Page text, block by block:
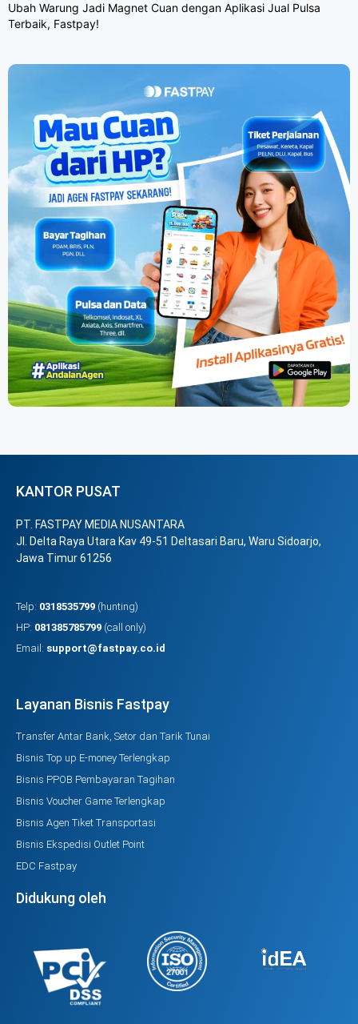
Ubah Warung Jadi Magnet Cuan dengan Aplikasi Jual Pulsa
Terbaik, Fastpay!
KANTOR PUSAT
PT. FASTPAY MEDIA NUSANTARA
Jl. Delta Raya Utara Kav 49-51 Deltasari Baru, Waru Sidoarjo,
Jawa Timur 61256
Telp: 0318535799 (hunting)
HP: 081385785799 (call only)
Email: support@fastpay.co.id
Layanan Bisnis Fastpay
Transfer Antar Bank, Setor dan Tarik Tunai
Bisnis Top up E-money Terlengkap
Bisnis PPOB Pembayaran Tagihan
Bisnis Voucher Game Terlengkap
Bisnis Agen Tiket Transportasi
Bisnis Ekspedisi Outlet Point
EDC Fastpay
Didukung oleh